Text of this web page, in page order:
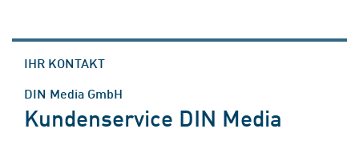
IHR KONTAKT
DIN Media GmbH
Kundenservice DIN Media